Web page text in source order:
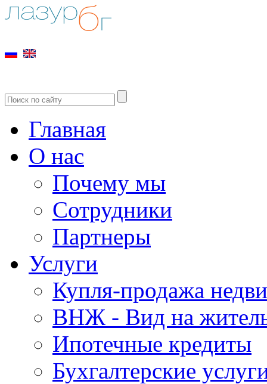
Главная
О нас
Почему мы
Сотрудники
Партнеры
Услуги
Купля-продажа
ВНЖ - Вид на
Ипотечные кредиты
Бухгалтерские